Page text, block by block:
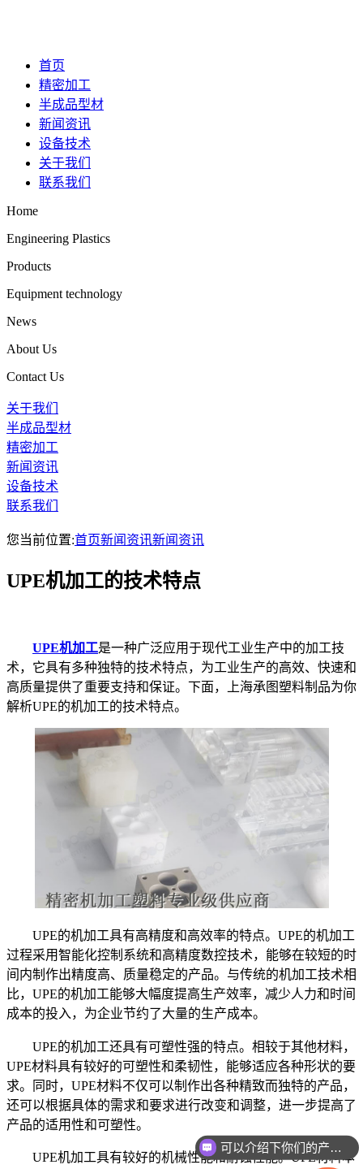
首页
精密加工
半成品型材
新闻资讯
设备技术
关于我们
联系我们
Home
Engineering Plastics
Products
Equipment technology
News
About Us
Contact Us
关于我们
半成品型材
精密加工
新闻资讯
设备技术
联系我们
您当前位置:首页新闻资讯新闻资讯
UPE机加工的技术特点
UPE机加工是一种广泛应用于现代工业生产中的加工技
术，它具有多种独特的技术特点，为工业生产的高效、快速和
高质量提供了重要支持和保证。下面，上海承图塑料制品为你
解析UPE的机加工的技术特点。
UPE的机加工具有高精度和高效率的特点。UPE的机加工
过程采用智能化控制系统和高精度数控技术，能够在较短的时
间内制作出精度高、质量稳定的产品。与传统的机加工技术相
比，UPE的机加工能够大幅度提高生产效率，减少人力和时间
成本的投入，为企业节约了大量的生产成本。
UPE的机加工还具有可塑性强的特点。相较于其他材料，
UPE材料具有较好的可塑性和柔韧性，能够适应各种形状的要
求。同时，UPE材料不仅可以制作出各种精致而独特的产品，
还可以根据具体的需求和要求进行改变和调整，进一步提高了
产品的适用性和可塑性。
UPE机加工具有较好的机械性能和耐蚀性能。UPE材料本
可以介绍下你们的产品么